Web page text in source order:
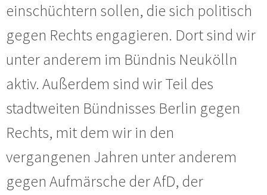
einschüchtern sollen, die sich politisch
gegen Rechts engagieren. Dort sind wir
unter anderem im Bündnis Neukölln
aktiv. Außerdem sind wir Teil des
stadtweiten Bündnisses Berlin gegen
Rechts, mit dem wir in den
vergangenen Jahren unter anderem
gegen Aufmärsche der AfD, der